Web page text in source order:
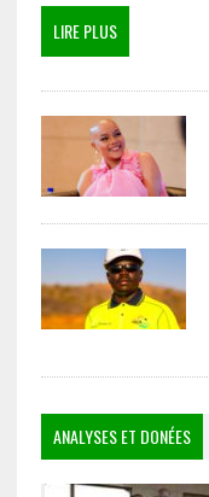
LIRE PLUS
ANALYSES ET DONÉES